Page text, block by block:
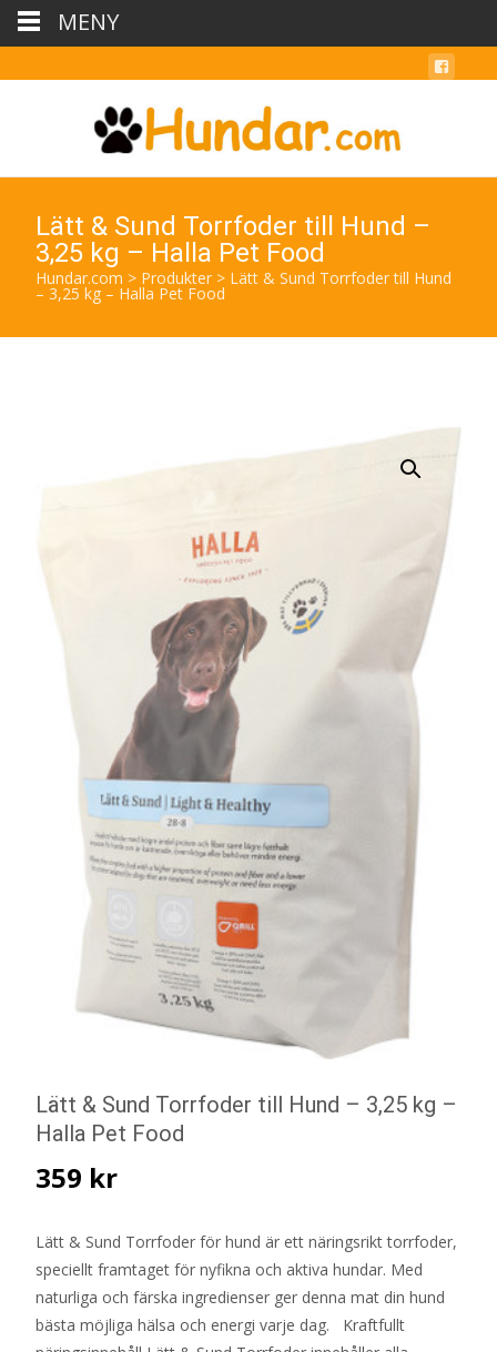
Lätt & Sund Torrfoder till Hund –
3,25 kg – Halla Pet Food
Hundar.com > Produkter > Lätt & Sund Torrfoder till Hund
– 3,25 kg – Halla Pet Food
Lätt & Sund Torrfoder till Hund – 3,25 kg –
Halla Pet Food
359 kr
Lätt & Sund Torrfoder för hund är ett näringsrikt torrfoder,
speciellt framtaget för nyfikna och aktiva hundar. Med
naturliga och färska ingredienser ger denna mat din hund
bästa möjliga hälsa och energi varje dag. Kraftfullt
MENY